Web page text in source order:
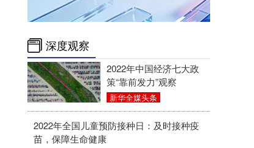
深度观察
2022年中国经济七大政
策“靠前发力”观察
新华全媒头条
2022年全国儿童预防接种日：及时接种疫
苗，保障生命健康